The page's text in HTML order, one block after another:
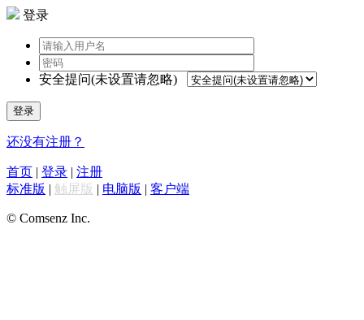
登录
安全提问(未设置请忽略)
登录
还没有注册？
首页 | 登录 | 注册
标准版 | 触屏版 | 电脑版 | 客户端
© Comsenz Inc.